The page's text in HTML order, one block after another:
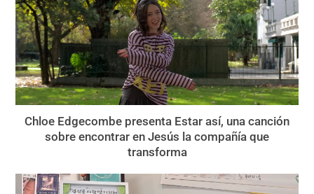
Chloe Edgecombe presenta Estar así, una canción
sobre encontrar en Jesús la compañía que
transforma